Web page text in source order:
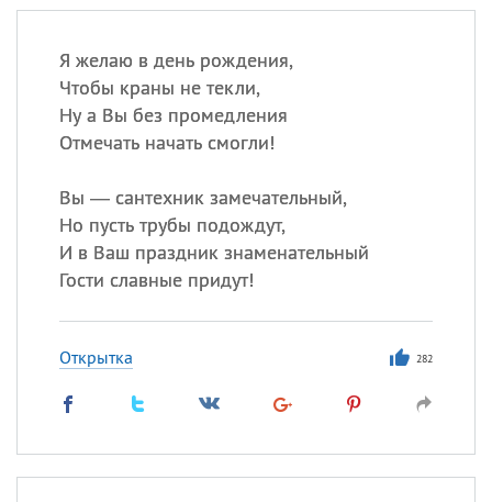
Я желаю в день рождения,
Чтобы краны не текли,
Ну а Вы без промедления
Отмечать начать смогли!
Вы — сантехник замечательный,
Но пусть трубы подождут,
И в Ваш праздник знаменательный
Гости славные придут!
Открытка 282
великомученика
покровителя всех
09.08
ИМЕНА
Сегодня празднуют именины
Посмотреть значениеи
происхождение